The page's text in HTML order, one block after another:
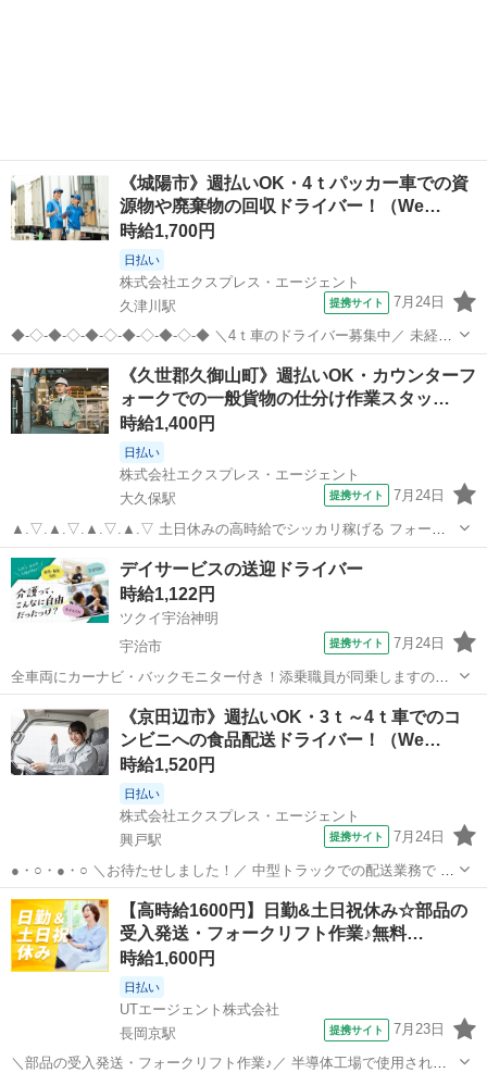
《城陽市》週払いOK・4ｔパッカー車での資
源物や廃棄物の回収ドライバー！（We…
時給1,700円
日払い
株式会社エクスプレス・エージェント
久津川駅
提携サイト 7月24日
◆-◇-◆-◇-◆-◇-◆-◇-◆-◇-◆ ＼4ｔ車のドライバー募集中／ 未経験
の方にもご案内可能なお仕事です！ 経験を積みながら稼げちゃいます
♪ もちろん経験者の方も大歓迎◎ まずは詳細をチェックしてください
☆ ◆-◇-◆...
京都 城陽市 久津川駅 ドライバー
《久世郡久御山町》週払いOK・カウンターフ
ォークでの一般貨物の仕分け作業スタッ…
時給1,400円
日払い
株式会社エクスプレス・エージェント
大久保駅
提携サイト 7月24日
▲.▽.▲.▽.▲.▽.▲.▽ 土日休みの高時給でシッカリ稼げる フォーク
オぺを大募集♪ 資格や経験を活かして働きたい方に とってもおススメ
です♪ ▲.▽.▲.▽.▲.▽.▲.▽ —————————————— ■業務内
容：...
京都 大久保駅 ドライバー
デイサービスの送迎ドライバー
時給1,122円
ツクイ宇治神明
宇治市
提携サイト 7月24日
全車両にカーナビ・バックモニター付き！添乗職員が同乗しますので
安心して始められます。 ※デイサービスを利用されるお客様の送迎
業務 ※専用車両(キャラバン・ハイエース)の運転、各種点検 ※乗
降時の介護補助(歩行介助・車い...
京都 宇治市 ドライバー
《京田辺市》週払いOK・3ｔ～4ｔ車でのコ
ンビニへの食品配送ドライバー！（We…
時給1,520円
日払い
株式会社エクスプレス・エージェント
興戸駅
提携サイト 7月24日
●・○・●・○ ＼お待たせしました！／ 中型トラックでの配送業務で 業
務延長はほとんどありません！ メリハリのある勤務が可能ですよ◎
●・○・●・○ —————————————— ■使用車種：3ｔ～4ｔ
（箱） ■業務内容：...
京都 京田辺市 興戸駅 ドライバー
【高時給1600円】日勤&土日祝休み☆部品の
受入発送・フォークリフト作業♪無料…
時給1,600円
日払い
UTエージェント株式会社
長岡京駅
提携サイト 7月23日
＼部品の受入発送・フォークリフト作業♪／ 半導体工場で使用される